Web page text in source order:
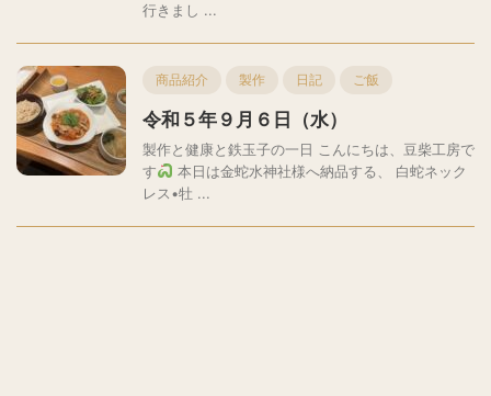
行きまし ...
商品紹介 製作 日記 ご飯
令和５年９月６日（水）
製作と健康と鉄玉子の一日 こんにちは、豆柴工房で
す
本日は金蛇水神社様へ納品する、 白蛇ネック
レス•牡 ...